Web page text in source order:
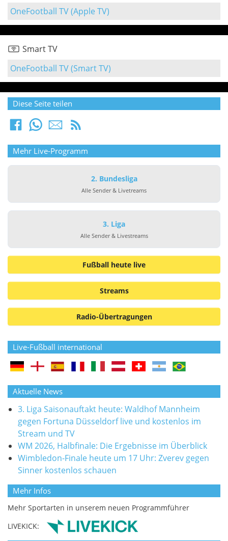
OneFootball TV (Apple TV)
Smart TV
OneFootball TV (Smart TV)
Diese Seite teilen
Mehr Live-Programm
2. Bundesliga
Alle Sender & Livetreams
3. Liga
Alle Sender & Livestreams
Fußball heute live
Streams
Radio-Übertragungen
Live-Fußball international
Aktuelle News
3. Liga Saisonauftakt heute: Waldhof Mannheim
gegen Fortuna Düsseldorf live und kostenlos im
Stream und TV
WM 2026, Halbfinale: Die Ergebnisse im Überblick
Wimbledon-Finale heute um 17 Uhr: Zverev gegen
Sinner kostenlos schauen
Mehr Infos
Mehr Sportarten in unserem neuen Programmführer
LIVEKICK: